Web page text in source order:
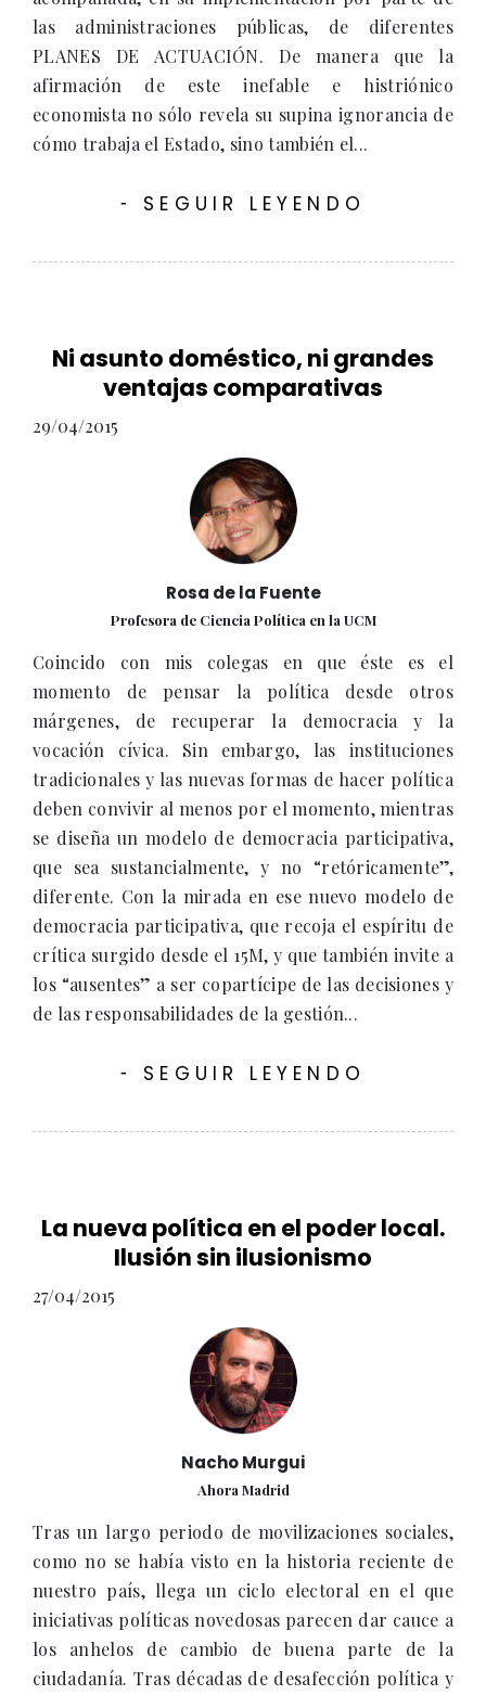
las administraciones públicas, de diferentes
PLANES DE ACTUACIÓN. De manera que la
afirmación de este inefable e histriónico
economista no sólo revela su supina ignorancia de
cómo trabaja el Estado, sino también el...
- SEGUIR LEYENDO
Ni asunto doméstico, ni grandes
ventajas comparativas
29/04/2015
Rosa de la Fuente
Profesora de Ciencia Política en la UCM
Coincido con mis colegas en que éste es el
momento de pensar la política desde otros
márgenes, de recuperar la democracia y la
vocación cívica. Sin embargo, las instituciones
tradicionales y las nuevas formas de hacer política
deben convivir al menos por el momento, mientras
se diseña un modelo de democracia participativa,
que sea sustancialmente, y no “retóricamente”,
diferente. Con la mirada en ese nuevo modelo de
democracia participativa, que recoja el espíritu de
crítica surgido desde el 15M, y que también invite a
los “ausentes” a ser copartícipe de las decisiones y
de las responsabilidades de la gestión...
- SEGUIR LEYENDO
La nueva política en el poder local.
Ilusión sin ilusionismo
27/04/2015
Nacho Murgui
Ahora Madrid
Tras un largo periodo de movilizaciones sociales,
como no se había visto en la historia reciente de
nuestro país, llega un ciclo electoral en el que
iniciativas políticas novedosas parecen dar cauce a
los anhelos de cambio de buena parte de la
ciudadanía. Tras décadas de desafección política y